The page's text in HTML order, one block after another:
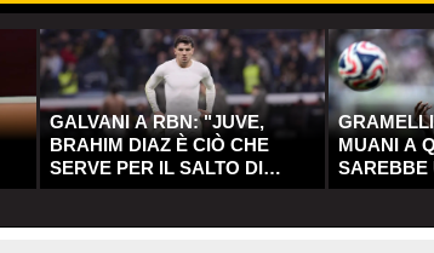
GALVANI A RBN: "JUVE,
BRAHIM DIAZ È CIÒ CHE
SERVE PER IL SALTO DI
QUALITÀ"
MUANI A
SAREBBE